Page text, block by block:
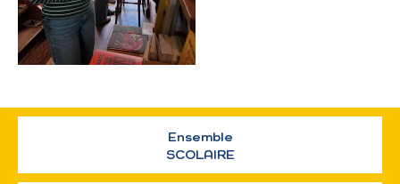
Ensemble
SCOLAIRE